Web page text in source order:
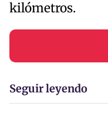
kilómetros.
Seguir leyendo